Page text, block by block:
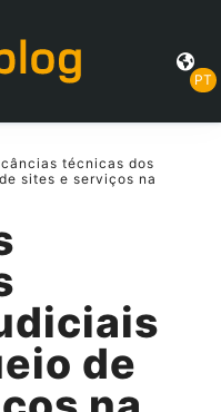
PT
técnicas dos
sites e serviços na
de